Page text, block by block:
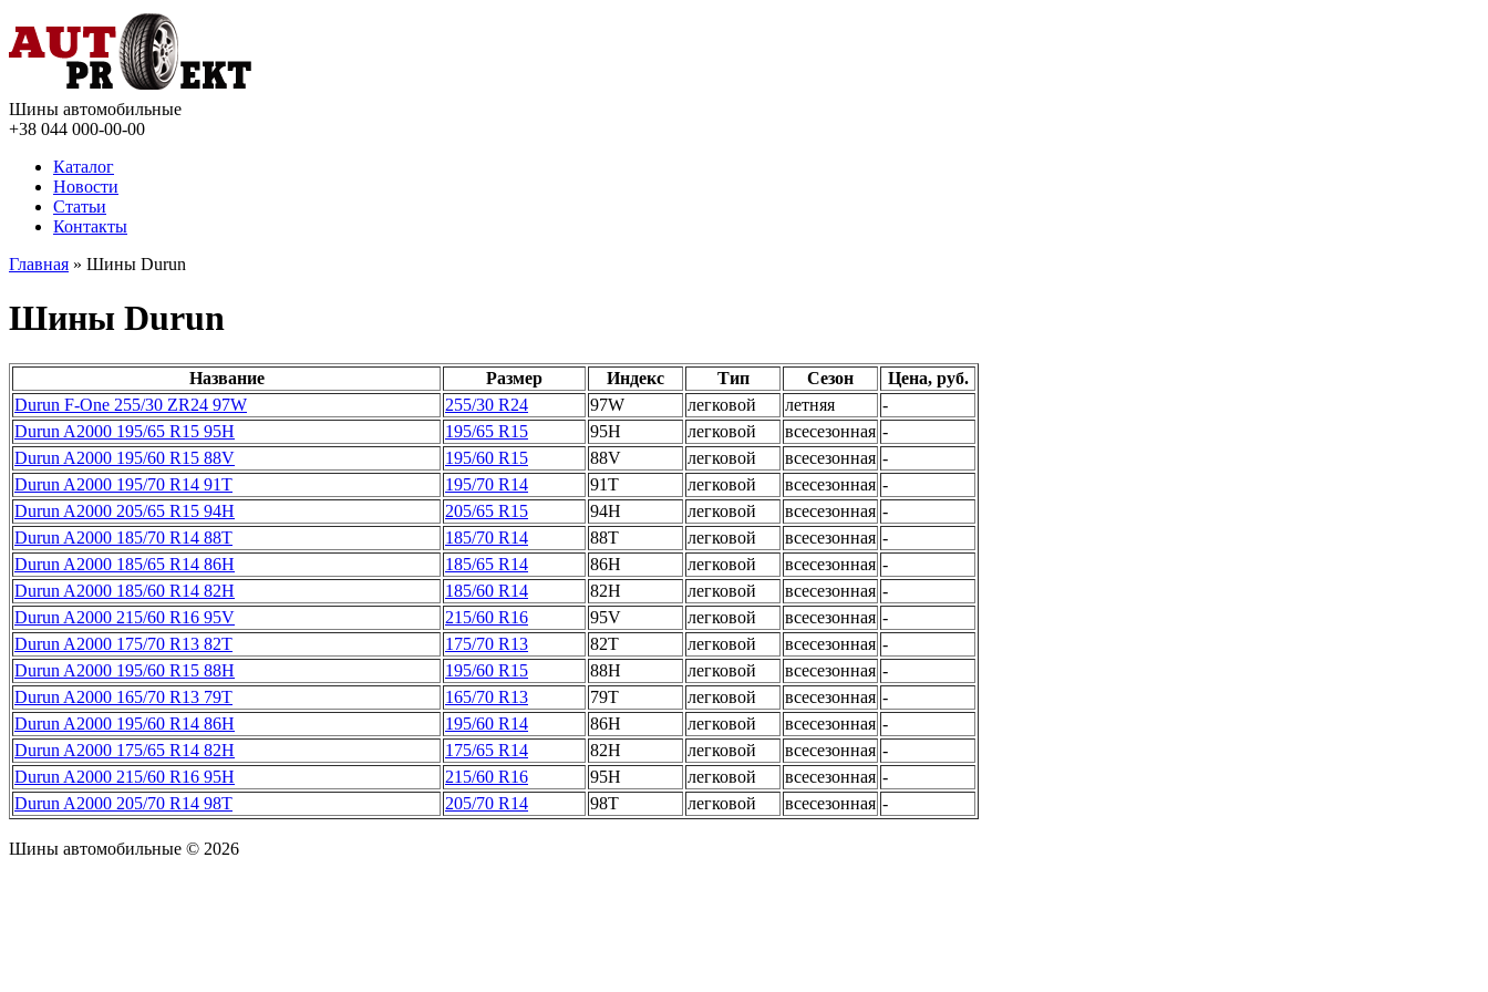
Шины автомобильные
+38 044 000-00-00
Каталог
Новости
Статьи
Контакты
Главная » Шины Durun
Шины Durun
Название Размер Индекс Тип Сезон
Цена, руб.
Durun F-One 255/30 ZR24 97W
255/30 R24 97W легковой летняя
-
Durun A2000 195/65 R15 95H
195/65 R15 95H легковой всесезонная -
Durun A2000 195/60 R15 88V
195/60 R15 88V легковой всесезонная -
Durun A2000 195/70 R14 91T
195/70 R14 91T легковой всесезонная -
Durun A2000 205/65 R15 94H
205/65 R15 94H легковой всесезонная -
Durun A2000 185/70 R14 88T
185/70 R14 88T легковой всесезонная -
Durun A2000 185/65 R14 86H
185/65 R14 86H легковой всесезонная -
Durun A2000 185/60 R14 82H
185/60 R14 82H легковой всесезонная -
Durun A2000 215/60 R16 95V
215/60 R16 95V легковой всесезонная -
Durun A2000 175/70 R13 82T
175/70 R13 82T легковой всесезонная -
Durun A2000 195/60 R15 88H
195/60 R15 88H легковой всесезонная -
Durun A2000 165/70 R13 79T
165/70 R13 79T легковой всесезонная -
Durun A2000 195/60 R14 86H
195/60 R14 86H легковой всесезонная -
Durun A2000 175/65 R14 82H
175/65 R14 82H легковой всесезонная -
Durun A2000 215/60 R16 95H
215/60 R16 95H легковой всесезонная -
Durun A2000 205/70 R14 98T
205/70 R14 98T легковой всесезонная -
Шины автомобильные © 2026